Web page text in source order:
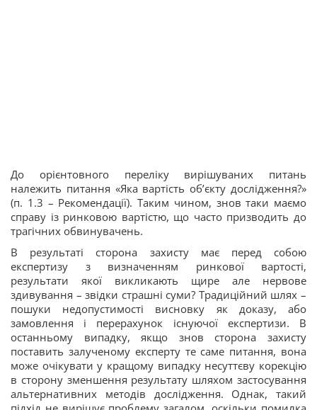
До орієнтовного переліку вирішуваних питань
належить питання «Яка вартість об’єкту дослідження?»
(п. 1.3 – Рекомендації). Таким чином, знов таки маємо
справу із ринковою вартістю, що часто призводить до
трагічних обвинувачень.
В результаті сторона захисту має перед собою
експертизу з визначенням ринкової вартості,
результати якої викликають щире але нервове
здивування – звідки страшні суми? Традиційний шлях –
пошуки недопустимості висновку як доказу, або
замовлення і перерахунок існуючої експертизи. В
останньому випадку, якщо знов сторона захисту
поставить залученому експерту те саме питання, вона
може очікувати у кращому випадку несуттєву корекцію
в сторону зменшення результату шляхом застосування
альтернативних методів дослідження. Однак, такий